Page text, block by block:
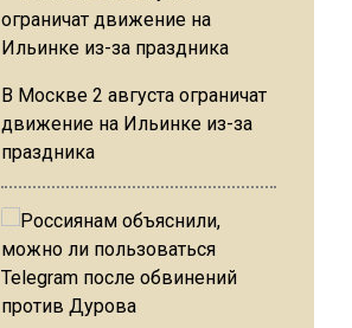
В Москве 2 августа ограничат
движение на Ильинке из-за
праздника